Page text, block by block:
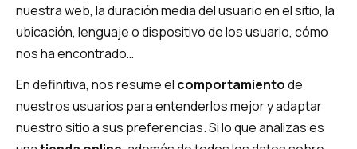
nuestra web, la duración media del usuario en el sitio, la
ubicación, lenguaje o dispositivo de los usuario, cómo
nos ha encontrado…
En definitiva, nos resume el comportamientode
nuestros usuarios para entenderlos mejor y adaptar
nuestro sitio a sus preferencias. Si lo que analizas es